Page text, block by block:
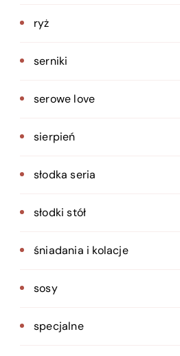
ryż
serniki
serowe love
sierpień
słodka seria
słodki stół
śniadania i kolacje
sosy
specjalne